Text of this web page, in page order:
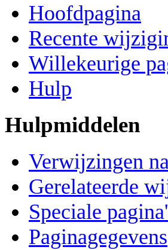
Hoofdpagina
Recente
Willekeurige
Hulp
Hulpmiddelen
Verwijzingen
Gerelateerde
Speciale
Paginagegevens